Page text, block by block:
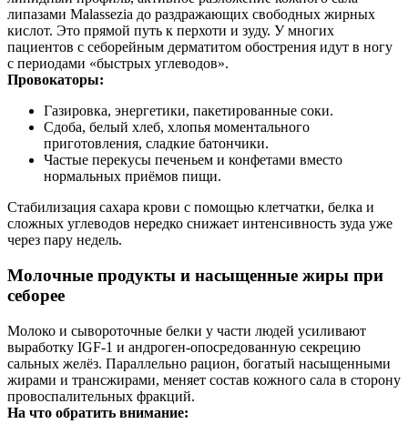
липазами Malassezia до раздражающих свободных жирных
кислот. Это прямой путь к перхоти и зуду. У многих
пациентов с себорейным дерматитом обострения идут в ногу
с периодами «быстрых углеводов».
Провокаторы:
Газировка, энергетики, пакетированные соки.
Сдоба, белый хлеб, хлопья моментального
приготовления, сладкие батончики.
Частые перекусы печеньем и конфетами вместо
нормальных приёмов пищи.
Стабилизация сахара крови с помощью клетчатки, белка и
сложных углеводов нередко снижает интенсивность зуда уже
через пару недель.
Молочные продукты и насыщенные жиры при
себорее
Молоко и сывороточные белки у части людей усиливают
выработку IGF‑1 и андроген‑опосредованную секрецию
сальных желёз. Параллельно рацион, богатый насыщенными
жирами и трансжирами, меняет состав кожного сала в сторону
провоспалительных фракций.
На что обратить внимание: